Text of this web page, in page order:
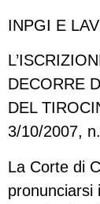
INPGI E
DECORRE
DEL
3/10/2007,
La Corte di
pronunciarsi